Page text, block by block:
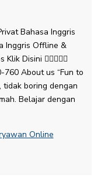
Bahasa Inggris
Inggris Offline &
Klik Disini 
About us “Fun to
tidak boring dengan
Belajar dengan
Online